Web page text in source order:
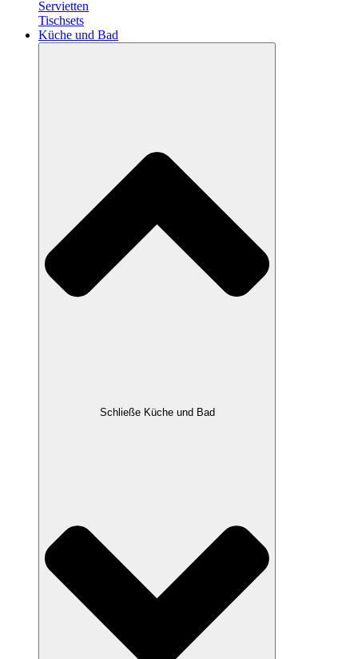
Servietten
Tischsets
Küche und Bad
Schließe Küche und Bad